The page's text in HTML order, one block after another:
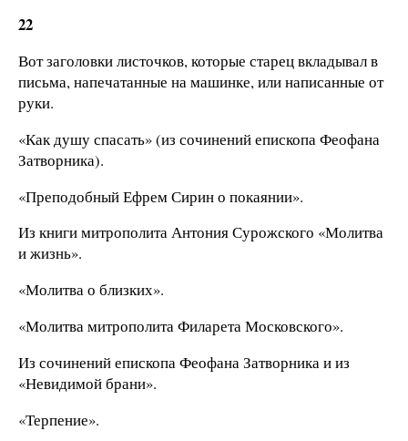
22
Вот заголовки листочков, которые старец вкладывал в
письма, напечатанные на машинке, или написанные от
руки.
«Как душу спасать» (из сочинений епископа Феофана
Затворника).
«Преподобный Ефрем Сирин о покаянии».
Из книги митрополита Антония Сурожского «Молитва
и жизнь».
«Молитва о близких».
«Молитва митрополита Филарета Московского».
Из сочинений епископа Феофана Затворника и из
«Невидимой брани».
«Терпение».